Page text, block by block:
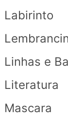
Labirinto
Linhas e
Literatura
Mascara